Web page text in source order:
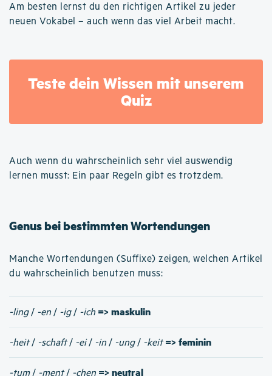
Am besten lernst du den richtigen Artikel zu jeder
neuen Vokabel – auch wenn das viel Arbeit macht.
Teste dein Wissen mit unserem
Quiz
Auch wenn du wahrscheinlich sehr viel auswendig
lernen musst: Ein paar Regeln gibt es trotzdem.
Genus bei bestimmten Wortendungen
Manche Wortendungen (Suffixe) zeigen, welchen Artikel
du wahrscheinlich benutzen muss:
-ling/ -en / -ig/ -ich => maskulin
-heit/ -schaft/ -ei/ -in / -ung/ -keit => feminin
-tum/ -ment/ -chen => neutral